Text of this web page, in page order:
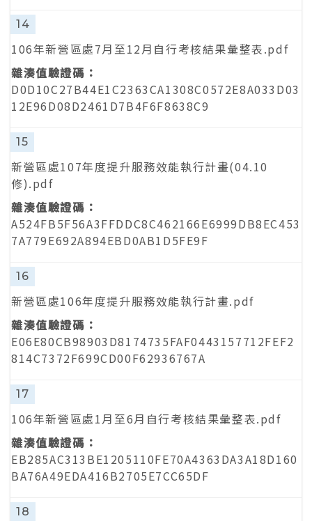
14
106年新營區處7月至12月自行考核結果彙整表.pdf
D0D10C27B44E1C2363CA1308C0572E8A033D03
12E96D08D2461D7B4F6F8638C9
15
新營區處107年度提升服務效能執行計畫(04.10
修).pdf
A524FB5F56A3FFDDC8C462166E6999DB8EC453
7A779E692A894EBD0AB1D5FE9F
16
新營區處106年度提升服務效能執行計畫.pdf
E06E80CB98903D8174735FAF0443157712FEF2
814C7372F699CD00F62936767A
17
106年新營區處1月至6月自行考核結果彙整表.pdf
EB285AC313BE1205110FE70A4363DA3A18D160
BA76A49EDA416B2705E7CC65DF
18